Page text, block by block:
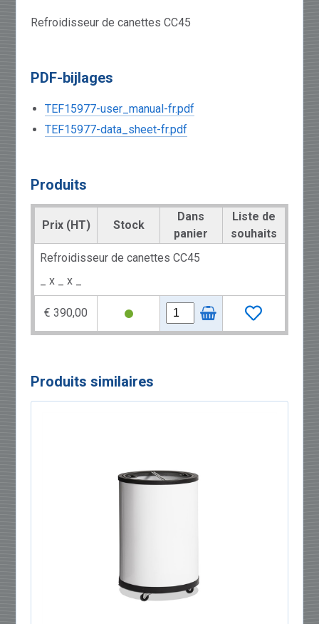
Refroidisseur de canettes CC45
PDF-bijlages
TEF15977-user_manual-fr.pdf
TEF15977-data_sheet-fr.pdf
Produits
Prix (HT) Stock
Dans
panier
Liste de
souhaits
Refroidisseur de canettes CC45
_ x _ x _
€ 390,00
Produits similaires